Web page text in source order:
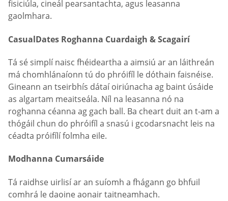
fisiciúla, cineál pearsantachta, agus leasanna
gaolmhara.
СasualDates Roghanna Cuardaigh & Scagairí
Tá sé simplí naisc fhéideartha a aimsiú ar an láithreán
má chomhlánaíonn tú do phróifíl le dóthain faisnéise.
Gineann an tseirbhís dátaí oiriúnacha ag baint úsáide
as algartam meaitseála. Níl na leasanna nó na
roghanna céanna ag gach ball. Ba cheart duit an t-am a
thógáil chun do phróifíl a snasú i gcodarsnacht leis na
céadta próifílí folmha eile.
Modhanna Cumarsáide
Tá raidhse uirlisí ar an suíomh a fhágann go bhfuil
comhrá le daoine aonair taitneamhach.